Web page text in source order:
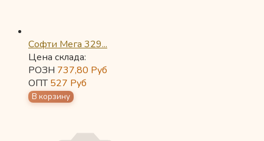
Софти Мега 329...
Цена склада:
РОЗН 737,80 Руб
ОПТ527 Руб